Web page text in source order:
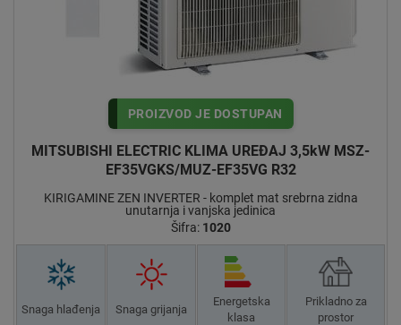
PROIZVOD JE DOSTUPAN
MITSUBISHI ELECTRIC KLIMA UREĐAJ 3,5kW MSZ-
EF35VGKS/MUZ-EF35VG R32
KIRIGAMINE ZEN INVERTER - komplet mat srebrna zidna
unutarnja i vanjska jedinica
Šifra: 1020
Snaga hlađenja Snaga grijanja
Energetska
klasa
Prikladno za
prostor